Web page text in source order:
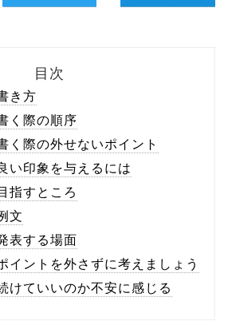
目次
き方
く際の順序
く際の外せないポイント
い印象を与えるには
指すところ
文
表する場面
イントを外さずに考えましょう
けていいのか不安に感じる